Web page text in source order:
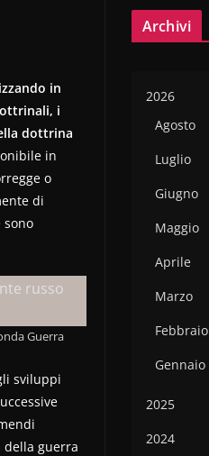
in
i
dottrina
in
o
di
sono
Guerra
sviluppi
della guerra
Archivi
2026
Agosto
Luglio
Giugno
Maggio
Aprile
Marzo
Febbraio
Gennaio
2025
2024